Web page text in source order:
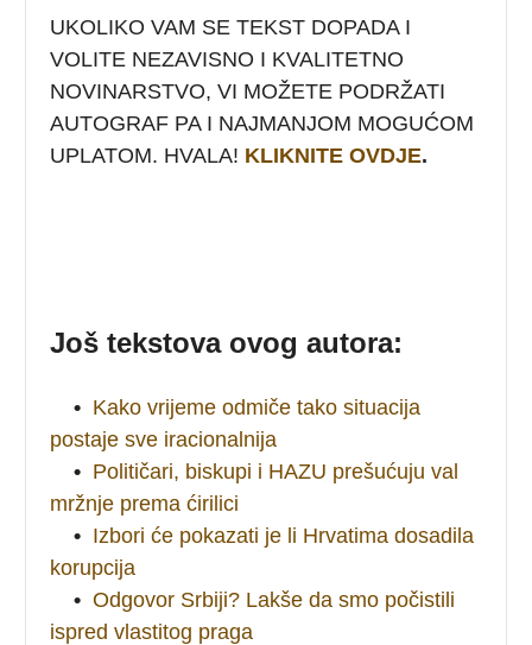
UKOLIKO VAM SE TEKST DOPADA I
VOLITE NEZAVISNO I KVALITETNO
NOVINARSTVO, VI MOŽETE PODRŽATI
AUTOGRAF PA I NAJMANJOM MOGUĆOM
UPLATOM. HVALA! KLIKNITE OVDJE.
Još tekstova ovog autora:
• Kako vrijeme odmiče tako situacija
postaje sve iracionalnija
• Političari, biskupi i HAZU prešućuju val
mržnje prema ćirilici
• Izbori će pokazati je li Hrvatima dosadila
korupcija
• Odgovor Srbiji? Lakše da smo počistili
ispred vlastitog praga